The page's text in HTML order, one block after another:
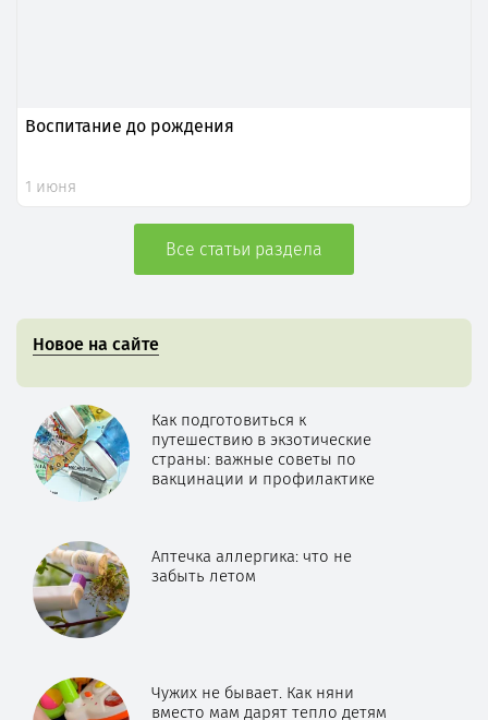
Воспитание до рождения
1 июня
Все статьи раздела
Новое на сайте
Как подготовиться к
путешествию в экзотические
страны: важные советы по
вакцинации и профилактике
Аптечка аллергика: что не
забыть летом
Чужих не бывает. Как няни
вместо мам дарят тепло детям